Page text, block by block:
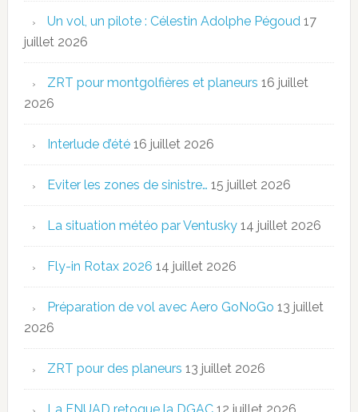
Un vol, un pilote : Célestin Adolphe Pégoud 17
juillet 2026
ZRT pour montgolfières et planeurs 16 juillet
2026
Interlude d’été 16 juillet 2026
Eviter les zones de sinistre… 15 juillet 2026
La situation météo par Ventusky 14 juillet 2026
Fly-in Rotax 2026 14 juillet 2026
Préparation de vol avec Aero GoNoGo 13 juillet
2026
ZRT pour des planeurs 13 juillet 2026